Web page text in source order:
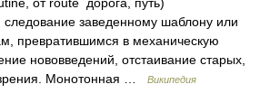
следование заведенному шаблону или
превратившимся в механическую
нововведений, отстаивание старых,
Монотонная …
Википедия